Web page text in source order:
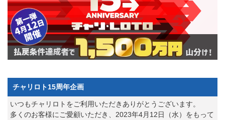
チャリロト15周年企画
いつもチャリロトをご利用いただきありがとうございます。
多くのお客様にご愛顧いただき、2023年4月12日（水）をもって